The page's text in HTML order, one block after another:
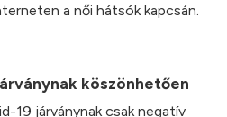
a női hátsók kapcsán.
köszönhetően
19 járványnak csak negatív